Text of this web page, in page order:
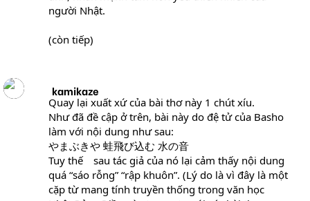
Xin mở dấu ngoặc để nói thêm rằng qua ‘tiếng nước
‘tiếng gà trưa’ trong bài “Nắng mới” của nhà thơ Lưu
Trọng Lư:
Xao xác gà trưa gáy não nùng...
Đối với những ai đã sống ở miền đồng quê, tiếng gà
trưa của Lưu Trọng Lư chắc hẳn đã làm sống lại biết
bao kỷ niệm thời niên thiếu — dĩ vãng của những
ngày tháng êm đềm trong một khung cảnh rất đỗi
nên thơ. Nếu không câu nệ hình thức mà chỉ nói về
nội dung, hai câu thơ trên của nhà thơ họ Lưu có thể
nói là một bài haiku toàn bích. Trong ý nghĩa đó, hai
câu kế tiếp, tuy rất hay, nhưng chỉ có giá trị bổ túc hay
người Nhật.
(còn tiếp)
kamikaze
Quay lại xuất xứ của bài thơ này 1 chút xíu.
Như đã đề cập ở trên, bài này do đệ tử của Basho
làm với nội dung như sau:
やまぶきや 蛙飛び込む 水の音
Tuy thế sau tác giả của nó lại cảm thấy nội dung
quá “sáo rỗng” “rập khuôn”. (Lý do là vì đây là một
cặp từ mang tính truyền thống trong văn học